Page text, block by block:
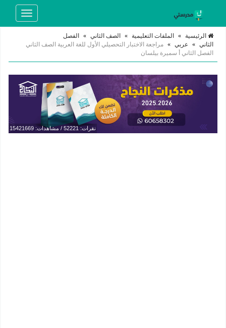
Toggle
الرئيسية » الملفات التعليمية » الصف الثاني »
الفصل
الثاني » عربي » مراجعة الاختبار التحصيلي الأول للغة العربية الصف الثاني
الفصل الثاني أ سميرة بيلسان
نقرات: 52221 / مشاهدات: 15421669